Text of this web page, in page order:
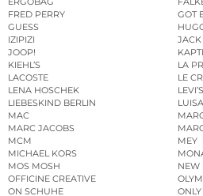
FRED PERRY
GOT
GUESS
IZIPIZI
JACK
JOOP!
KIEHL’S
LA
LACOSTE
LE
LENA HOSCHEK
LIEBESKIND BERLIN
MAC
MARC JACOBS
MCM
MEY
MICHAEL KORS
MOS MOSH
NEW
OFFICINE CREATIVE
ON SCHUHE
ONLY